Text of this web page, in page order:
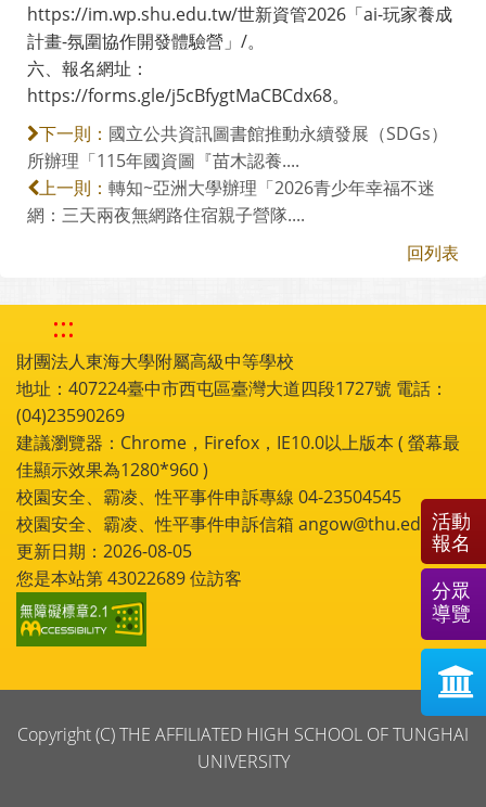
https://im.wp.shu.edu.tw/世新資管2026「ai-玩家養成
計畫-氛圍協作開發體驗營」/。
六、報名網址：
https://forms.gle/j5cBfygtMaCBCdx68。
下一則： 國立公共資訊圖書館推動永續發展（SDGs）
所辦理「115年國資圖『苗木認養....
上一則： 轉知~亞洲大學辦理「2026青少年幸福不迷
網：三天兩夜無網路住宿親子營隊....
回列表
:::
財團法人東海大學附屬高級中等學校
地址：407224臺中市西屯區臺灣大道四段1727號 電話：
(04)23590269
建議瀏覽器：Chrome，Firefox，IE10.0以上版本 ( 螢幕最
佳顯示效果為1280*960 )
校園安全、霸凌、性平事件申訴專線 04-23504545
校園安全、霸凌、性平事件申訴信箱 angow@thu.edu.tw
更新日期：2026-08-05
您是本站第43022689位訪客
Copyright (C) THE AFFILIATED HIGH SCHOOL OF TUNGHAI
UNIVERSITY
活動
報名
分眾
導覽